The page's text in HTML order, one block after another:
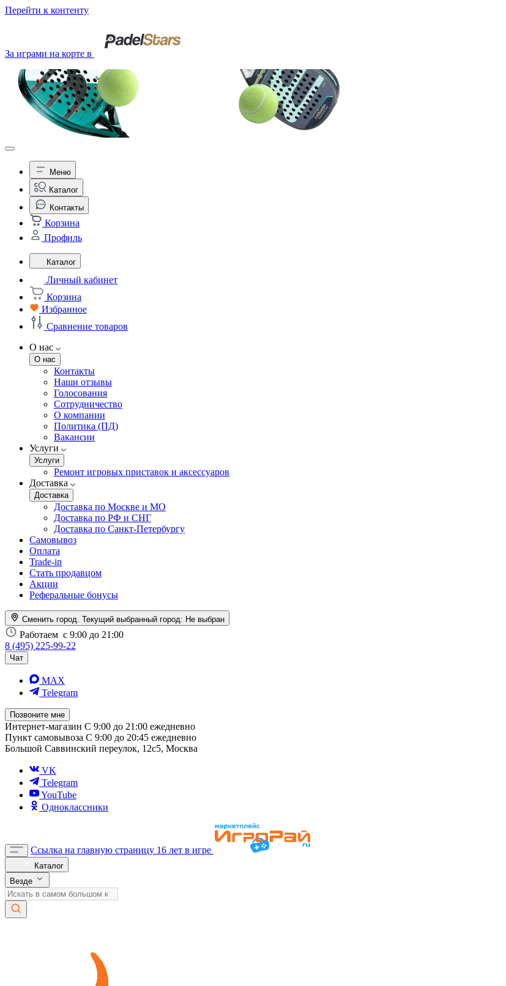
Перейти к контенту
За играми на корте в
Меню
Каталог
Контакты
Корзина
Профиль
Каталог
Личный кабинет
Корзина
Избранное
Сравнение товаров
О нас
О нас
Контакты
Наши отзывы
Голосования
Сотрудничество
О компании
Политика (ПД)
Вакансии
Услуги
Услуги
Ремонт игровых приставок и аксессуаров
Доставка
Доставка
Доставка по Москве и МО
Доставка по РФ и СНГ
Доставка по Санкт-Петербургу
Самовывоз
Оплата
Trade-in
Стать продавцом
Акции
Реферальные бонусы
Сменить город. Текущий выбранный город: Не выбран
Работаем с 9:00 до 21:00
8 (495) 225-99-22
Чат
MAX
Telegram
Позвоните мне
Интернет-магазин С 9:00 до 21:00 ежедневно
Пункт самовывоза С 9:00 до 20:45 ежедневно
Большой Саввинский переулок, 12с5, Москва
VK
Telegram
YouTube
Одноклассники
Ссылка на главную страницу 16 лет в игре
Каталог
Везде